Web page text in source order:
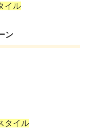
イル
ン
タイル